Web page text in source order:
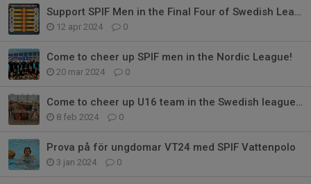
Support SPIF Men in the Final Four of Swedish League!
12 apr 2024 0
Come to cheer up SPIF men in the Nordic League!
20 mar 2024 0
Come to cheer up U16 team in the Swedish league finals!
8 feb 2024 0
Prova på för ungdomar VT24 med SPIF Vattenpolo
3 jan 2024 0